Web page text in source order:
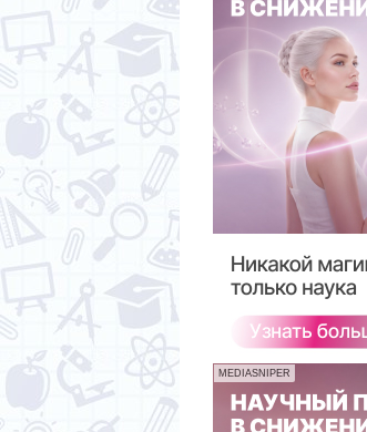
MEDIASNIPER